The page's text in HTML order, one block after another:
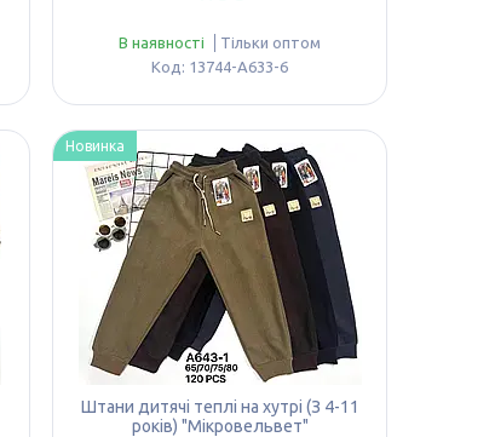
В наявності
Тільки оптом
13744-A633-6
Новинка
Штани дитячі теплі на хутрі (З 4-11
років) "Мікровельвет"